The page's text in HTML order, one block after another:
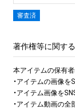
審査済
著作権等に関す
本アイテムの保有者
・アイテムの画像を
・アイテム画像を
・アイテム動画の全